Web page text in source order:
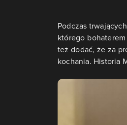
Podczas
którego
też dodać, że za
kochania. Historia